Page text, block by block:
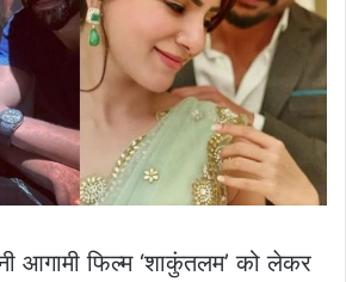
आगामी फिल्म ‘शाकुंतलम’ को लेकर